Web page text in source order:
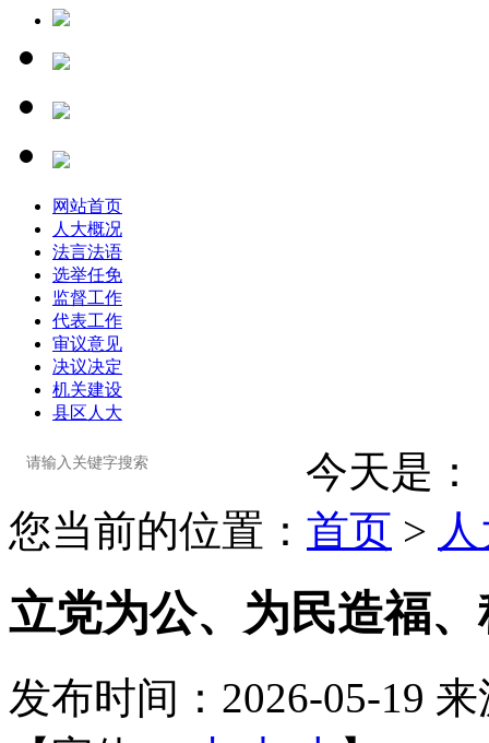
网站首页
人大概况
法言法语
选举任免
监督工作
代表工作
审议意见
决议决定
机关建设
县区人大
今天是：
您当前的位置： 首页 >
立党为公、为民造福
发布时间：2026-05-19 来